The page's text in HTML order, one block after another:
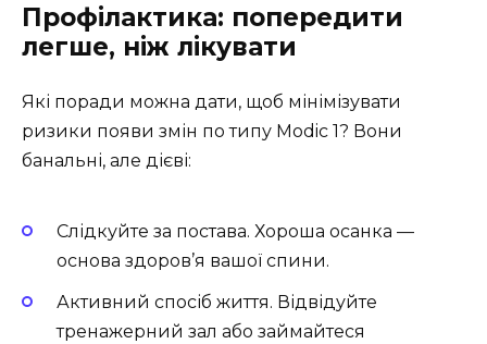
Профілактика: попередити
легше, ніж лікувати
Які поради можна дати, щоб мінімізувати
ризики появи змін по типу Modic 1? Вони
банальні, але дієві:
Слідкуйте за постава. Хороша осанка —
основа здоров’я вашої спини.
Активний спосіб життя. Відвідуйте
тренажерний зал або займайтеся